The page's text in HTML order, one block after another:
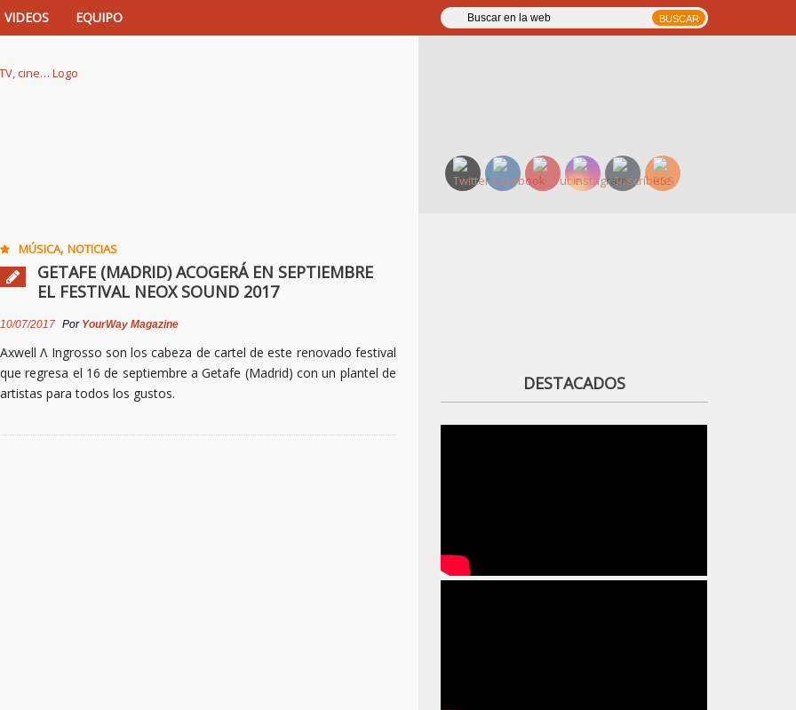
VIDEOS EQUIPO
MÚSICA, NOTICIAS
GETAFE (MADRID) ACOGERÁ EN SEPTIEMBRE
EL FESTIVAL NEOX SOUND 2017
10/07/2017 Por YourWay Magazine
Axwell Λ Ingrosso son los cabeza de cartel de este renovado festival
que regresa el 16 de septiembre a Getafe (Madrid) con un plantel de
artistas para todos los gustos.
DESTACADOS